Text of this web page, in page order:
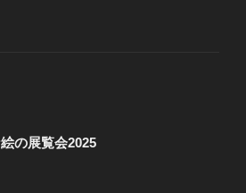
の展覧会2025